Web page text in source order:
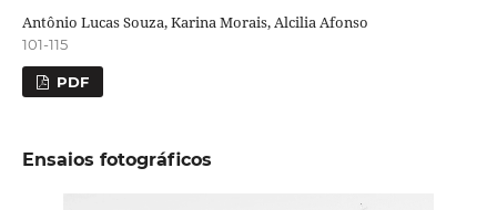
Antônio Lucas Souza, Karina Morais, Alcilia Afonso
101-115
PDF
Ensaios fotográficos